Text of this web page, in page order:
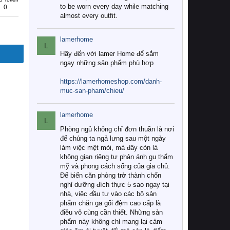
0
to be worn every day while matching
almost every outfit.
L
lamerhome
Hãy đến với lamer Home để sắm
ngay những sản phẩm phù hợp
https://lamerhomeshop.com/danh-
muc-san-pham/chieu/
L
lamerhome
Phòng ngủ không chỉ đơn thuần là nơi
để chúng ta ngả lưng sau một ngày
làm việc mệt mỏi, mà đây còn là
không gian riêng tư phản ánh gu thẩm
mỹ và phong cách sống của gia chủ.
Để biến căn phòng trở thành chốn
nghỉ dưỡng đích thực 5 sao ngay tại
nhà, việc đầu tư vào các bộ sản
phẩm chăn ga gối đệm cao cấp là
điều vô cùng cần thiết. Những sản
phẩm này không chỉ mang lại cảm